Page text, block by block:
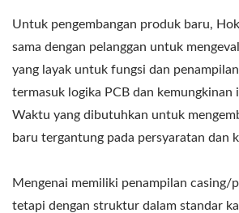
Untuk pengembangan produk baru,
sama dengan pelanggan untuk
yang layak untuk fungsi dan
termasuk logika PCB dan kemungkinan
Waktu yang dibutuhkan untuk
baru tergantung pada persyaratan dan
Mengenai memiliki penampilan casing/
tetapi dengan struktur dalam standar